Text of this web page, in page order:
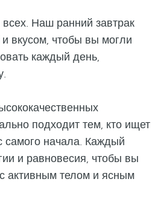
Наш ранний завтрак
вкусом, чтобы вы могли
каждый день,
подходит тем, кто ищет
самого начала. Каждый
и равновесия, чтобы вы
с активным телом и ясным